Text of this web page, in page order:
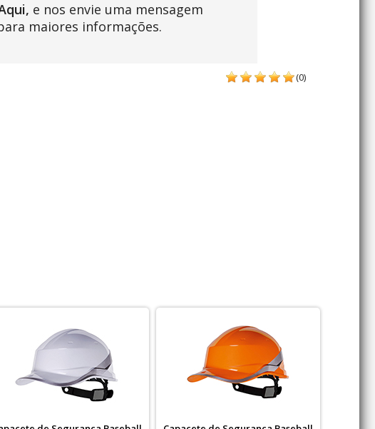
e nos envie uma mensagem
maiores informações.
(0)